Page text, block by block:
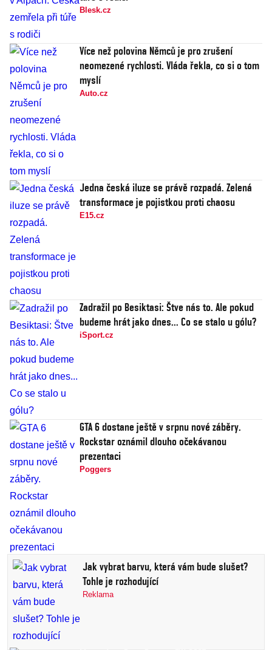
Blesk.cz
Více než polovina Němců je pro zrušení
neomezené rychlosti. Vláda řekla, co si o tom
myslí
Auto.cz
Jedna česká iluze se právě rozpadá. Zelená
transformace je pojistkou proti chaosu
E15.cz
Zadražil po Besiktasi: Štve nás to. Ale pokud
budeme hrát jako dnes... Co se stalo u gólu?
iSport.cz
GTA 6 dostane ještě v srpnu nové záběry.
Rockstar oznámil dlouho očekávanou
prezentaci
Poggers
Jak vybrat barvu, která vám bude slušet?
Tohle je rozhodující
Reklama